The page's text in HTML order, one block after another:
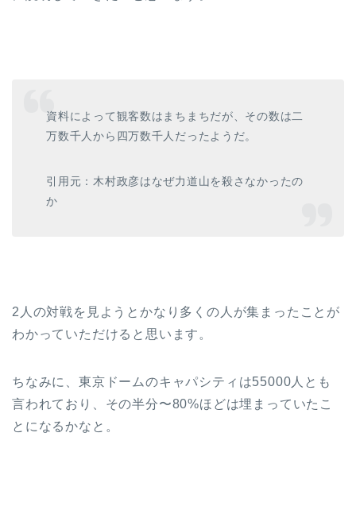
資料によって観客数はまちまちだが、その数は二
万数千人から四万数千人だったようだ。
引用元：木村政彦はなぜ力道山を殺さなかったの
か
2人の対戦を見ようとかなり多くの人が集まったことが
わかっていただけると思います。
ちなみに、東京ドームのキャパシティは55000人とも
言われており、その半分〜80%ほどは埋まっていたこ
とになるかなと。